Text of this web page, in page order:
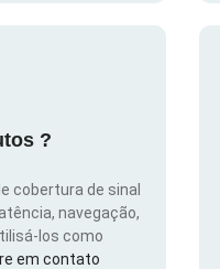
?
cobertura de sinal
navegação,
los como
em contato